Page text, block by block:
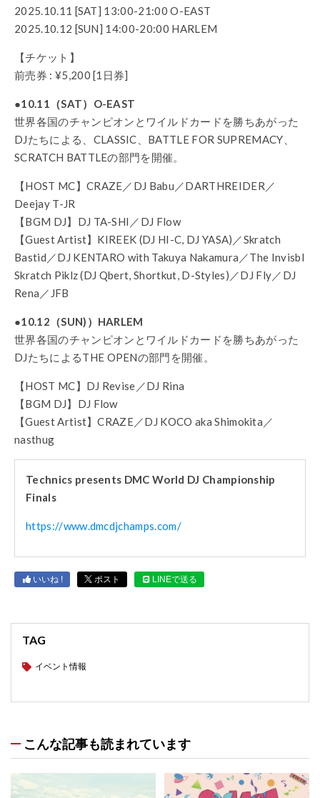
2025.10.11 [SAT] 13:00-21:00 O-EAST
2025.10.12 [SUN] 14:00-20:00 HARLEM
【チケット】
前売券 : ¥5,200 [1日券]
●10.11（SAT）O-EAST
世界各国のチャンピオンとワイルドカードを勝ちあがった
DJたちによる、CLASSIC、BATTLE FOR SUPREMACY、
SCRATCH BATTLEの部門を開催。
【HOST MC】CRAZE／DJ Babu／DARTHREIDER／
Deejay T-JR
【BGM DJ】DJ TA-SHI／DJ Flow
【Guest Artist】KIREEK (DJ HI-C, DJ YASA)／Skratch
Bastid／DJ KENTARO with Takuya Nakamura／The Invisbl
Skratch Piklz (DJ Qbert, Shortkut, D-Styles)／DJ Fly／DJ
Rena／JFB
●10.12（SUN)）HARLEM
世界各国のチャンピオンとワイルドカードを勝ちあがった
DJたちによるTHE OPENの部門を開催。
【HOST MC】DJ Revise／DJ Rina
【BGM DJ】DJ Flow
【Guest Artist】CRAZE／DJ KOCO aka Shimokita／
nasthug
Technics presents DMC World DJ Championship
Finals
https://www.dmcdjchamps.com/
いいね ! ポスト LINEで送る
TAG
イベント情報
こんな記事も読まれています